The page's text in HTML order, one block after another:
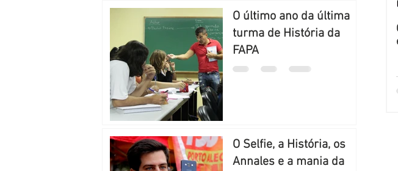
O último ano da última
turma de História da
FAPA
O Selfie, a História, os
Annales e a mania da